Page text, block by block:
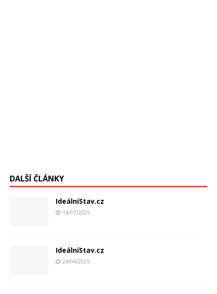
DALŠÍ ČLÁNKY
IdeálníStav.cz
14/07/2025
IdeálníStav.cz
24/06/2025